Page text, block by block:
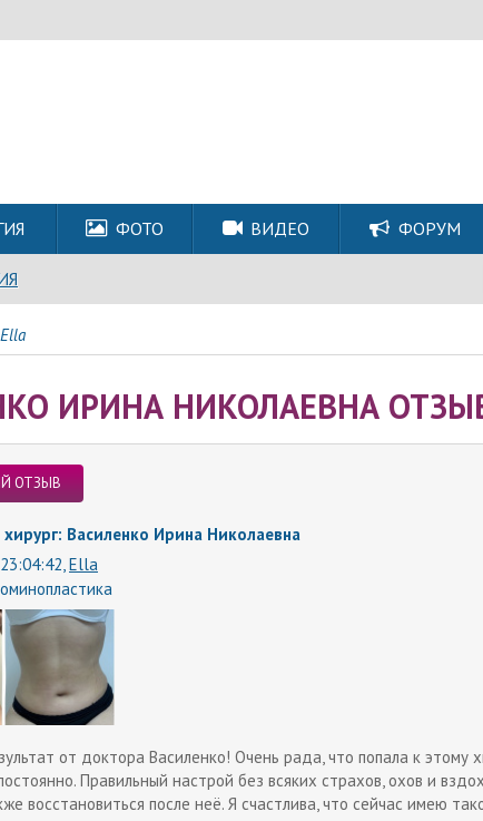
ФОТО ВИДЕО ФОРУМ
ИРИНА НИКОЛАЕВНА
ОТЗЫВ
Василенко Ирина Николаевна
Ella
от доктора Василенко! Очень рада, что попала к этому
Правильный настрой без всяких страхов, охов и
восстановиться после неё. Я счастлива, что сейчас имею